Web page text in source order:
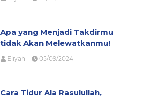
Apa yang Menjadi Takdirmu
tidak Akan Melewatkanmu!
Eliyah 05/09/2024
Cara Tidur Ala Rasulullah,